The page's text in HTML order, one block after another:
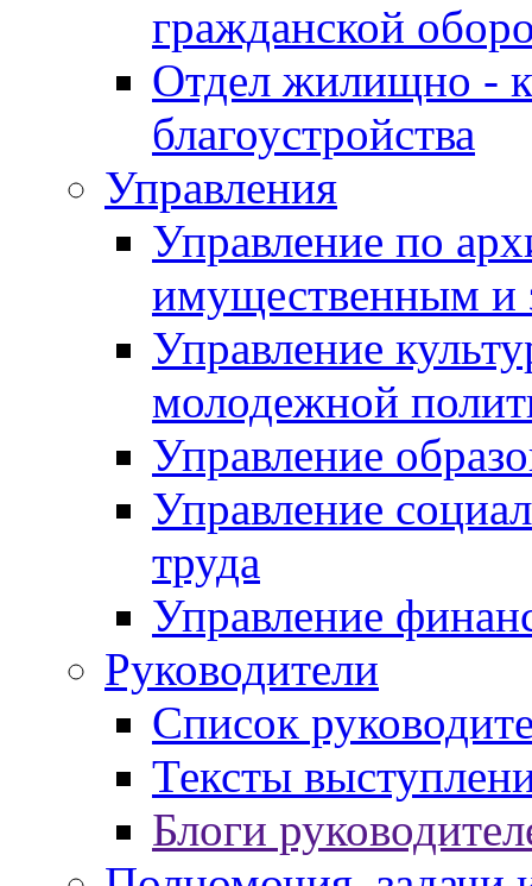
гражданской
Отдел жилищно -
благоустройства
Управления
Управление по
имущественным и
Управление
молодежной
Управление
Управление
труда
Управление
Руководители
Список
Тексты
Блоги